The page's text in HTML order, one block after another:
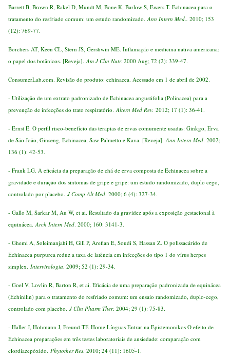
Barrett B, Brown R, Rakel D, Mundt M, Bone K, Barlow S, Ewers T. Echinacea para o
tratamento do resfriado comum: um estudo randomizado.Ann Intern Med. 2010; 153
(12): 769-77.
Borchers AT, Keen CL, Stern JS, Gershwin ME. Inflamação e medicina nativa americana:
o papel dos botânicos. [Reveja].Am J Clin Nutr. 2000 Aug; 72 (2): 339-47.
ConsumerLab.com. Revisão do produto: echinacea. Acessado em 1 de abril de 2002.
- Utilização de um extrato padronizado de Echinacea angustifolia (Polinacea) para a
prevenção de infecções do trato respiratório.Altern Med Rev. 2012; 17 (1): 36-41.
- Ernst E. O perfil risco-benefício das terapias de ervas comumente usadas: Ginkgo, Erva
de São João, Ginseng, Echinacea, Saw Palmetto e Kava. [Reveja].Ann Intern Med. 2002;
136 (1): 42-53.
- Frank LG. A eficácia da preparação de chá de erva composta de Echinacea sobre a
gravidade e duração dos sintomas de gripe e gripe: um estudo randomizado, duplo cego,
controlado por placebo.J Comp Alt Med. 2000; 6 (4): 327-34.
- Gallo M, Sarkar M, Au W, et ai. Resultado da gravidez após a exposição gestacional à
equinácea.Arch Intern Med. 2000; 160: 3141-3.
- Ghemi A, Soleimanjahi H, Gill P, Arefian E, Soudi S, Hassan Z. O polissacárido de
Echinacea purpurea reduz a taxa de latência em infecções do tipo 1 do vírus herpes
simplex.Intervirologia. 2009; 52 (1): 29-34.
- Goel V, Lovlin R, Barton R, et ai. Eficácia de uma preparação padronizada de equinácea
(Echinilin) ​​para o tratamento do resfriado comum: um ensaio randomizado, duplo-cego,
controlado com placebo.J Clin Pharm Ther. 2004; 29 (1): 75-83.
- Haller J, Hohmann J, Freund TF. Home Línguas Entrar na Epistemonikos O efeito de
Echinacea preparações em três testes laboratoriais de ansiedade: comparação com
clordiazepóxido. Phytother Res. 2010; 24 (11): 1605-1.